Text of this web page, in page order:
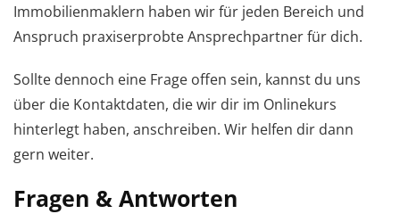
Immobilienmaklern haben wir für jeden Bereich und
Anspruch praxiserprobte Ansprechpartner für dich.
Sollte dennoch eine Frage offen sein, kannst du uns
über die Kontaktdaten, die wir dir im Onlinekurs
hinterlegt haben, anschreiben. Wir helfen dir dann
gern weiter.
Fragen & Antworten